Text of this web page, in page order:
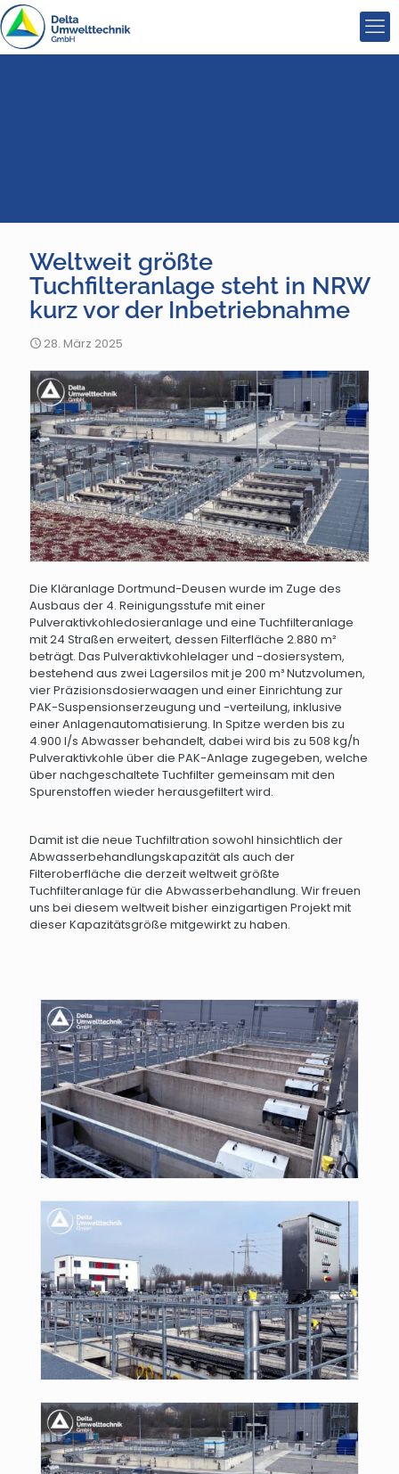
Weltweit größte
Tuchfilteranlage steht in NRW
kurz vor der Inbetriebnahme
28. März 2025
Die Kläranlage Dortmund-Deusen wurde im Zuge des
Ausbaus der 4. Reinigungsstufe mit einer
Pulveraktivkohledosieranlage und eine Tuchfilteranlage
mit 24 Straßen erweitert, dessen Filterfläche 2.880 m²
beträgt. Das Pulveraktivkohlelager und -dosiersystem,
bestehend aus zwei Lagersilos mit je 200 m³ Nutzvolumen,
vier Präzisionsdosierwaagen und einer Einrichtung zur
PAK-Suspensionserzeugung und -verteilung, inklusive
einer Anlagenautomatisierung. In Spitze werden bis zu
4.900 l/s Abwasser behandelt, dabei wird bis zu 508 kg/h
Pulveraktivkohle über die PAK-Anlage zugegeben, welche
über nachgeschaltete Tuchfilter gemeinsam mit den
Spurenstoffen wieder herausgefiltert wird.
Damit ist die neue Tuchfiltration sowohl hinsichtlich der
Abwasserbehandlungskapazität als auch der
Filteroberfläche die derzeit weltweit größte
Tuchfilteranlage für die Abwasserbehandlung. Wir freuen
uns bei diesem weltweit bisher einzigartigen Projekt mit
dieser Kapazitätsgröße mitgewirkt zu haben.